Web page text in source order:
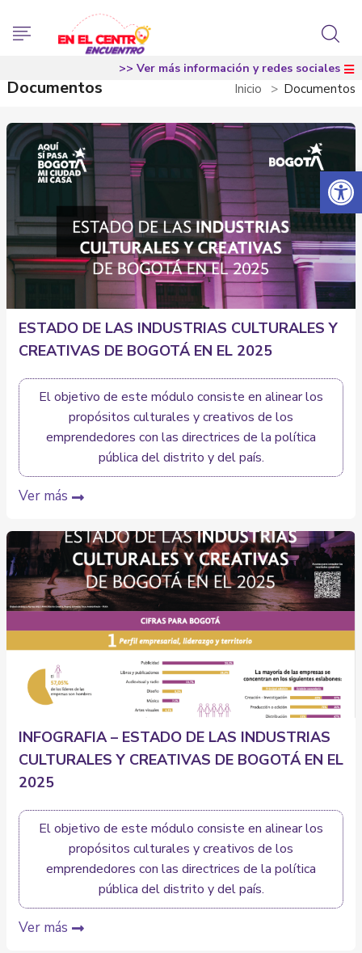
Abrir
Documentos Inicio Documentos
>> Ver más información y redes sociales
ESTADO DE LAS INDUSTRIAS CULTURALES Y
CREATIVAS DE BOGOTÁ EN EL 2025
El objetivo de este módulo consiste en alinear los
propósitos culturales y creativos de los
emprendedores con las directrices de la política
pública del distrito y del país.
Ver más
INFOGRAFIA – ESTADO DE LAS INDUSTRIAS
CULTURALES Y CREATIVAS DE BOGOTÁ EN EL
2025
El objetivo de este módulo consiste en alinear los
propósitos culturales y creativos de los
emprendedores con las directrices de la política
pública del distrito y del país.
Ver más